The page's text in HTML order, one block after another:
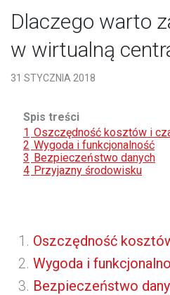
Dlaczego warto
w wirtualną
31 STYCZNIA 2018
Spis treści
1 Oszczędność kosztów i
2 Wygoda i funkcjonalność
3 Bezpieczeństwo danych
4 Przyjazny środowisku
Oszczędność
Wygoda i
Bezpieczeństwo